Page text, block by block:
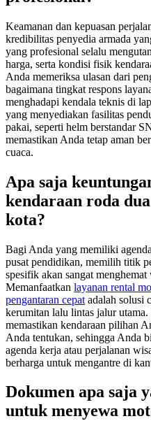
Keamanan dan kepuasan
kredibilitas penyedia armada
yang profesional selalu
harga, serta kondisi fisik
Anda memeriksa ulasan dari
bagaimana tingkat respons
menghadapi kendala teknis di
yang menyediakan fasilitas
pakai, seperti helm berstandar
memastikan Anda tetap aman
cuaca.
Apa saja
kendaraan roda
kota?
Bagi Anda yang memiliki
pusat pendidikan, memilih titik
spesifik akan sangat
Memanfaatkan layanan rental
pengantaran cepat adalah solusi
kerumitan lalu lintas jalur
memastikan kendaraan pilihan
Anda tentukan, sehingga Anda
agenda kerja atau perjalanan
berharga untuk mengantre di
Dokumen apa saja
untuk menyewa